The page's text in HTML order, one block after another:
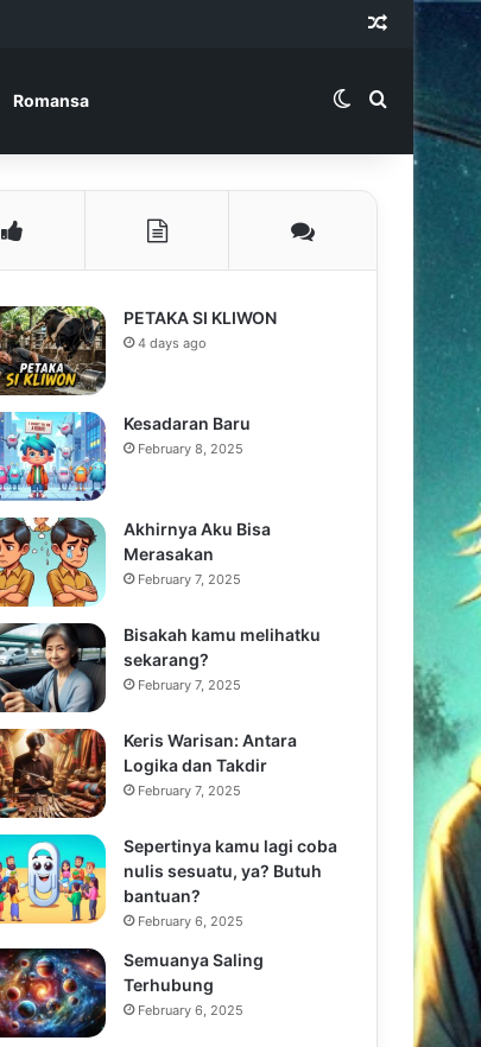
Random
Romansa Switch skin
Search for
PETAKA SI KLIWON
4 days ago
Kesadaran Baru
February 8, 2025
Akhirnya Aku Bisa
Merasakan
February 7, 2025
Bisakah kamu melihatku
sekarang?
February 7, 2025
Keris Warisan: Antara
Logika dan Takdir
February 7, 2025
Sepertinya kamu lagi coba
nulis sesuatu, ya? Butuh
bantuan?
February 6, 2025
Semuanya Saling
Terhubung
February 6, 2025